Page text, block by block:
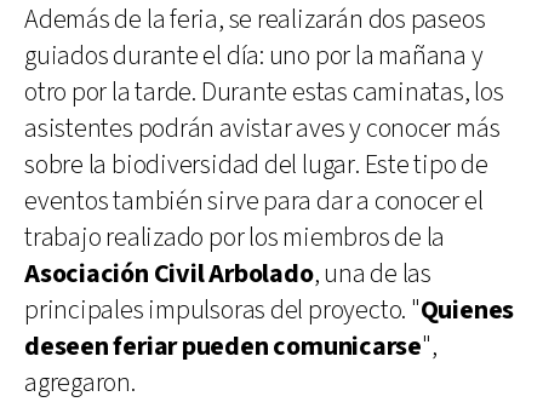
Además de la feria, se realizarán dos paseos
guiados durante el día: uno por la mañana y
otro por la tarde. Durante estas caminatas, los
asistentes podrán avistar aves y conocer más
sobre la biodiversidad del lugar. Este tipo de
eventos también sirve para dar a conocer el
trabajo realizado por los miembros de la
Asociación Civil Arbolado, una de las
principales impulsoras del proyecto. "Quienes
deseenferiar pueden comunicarse",
agregaron.